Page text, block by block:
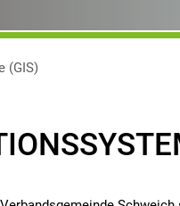
(GIS)